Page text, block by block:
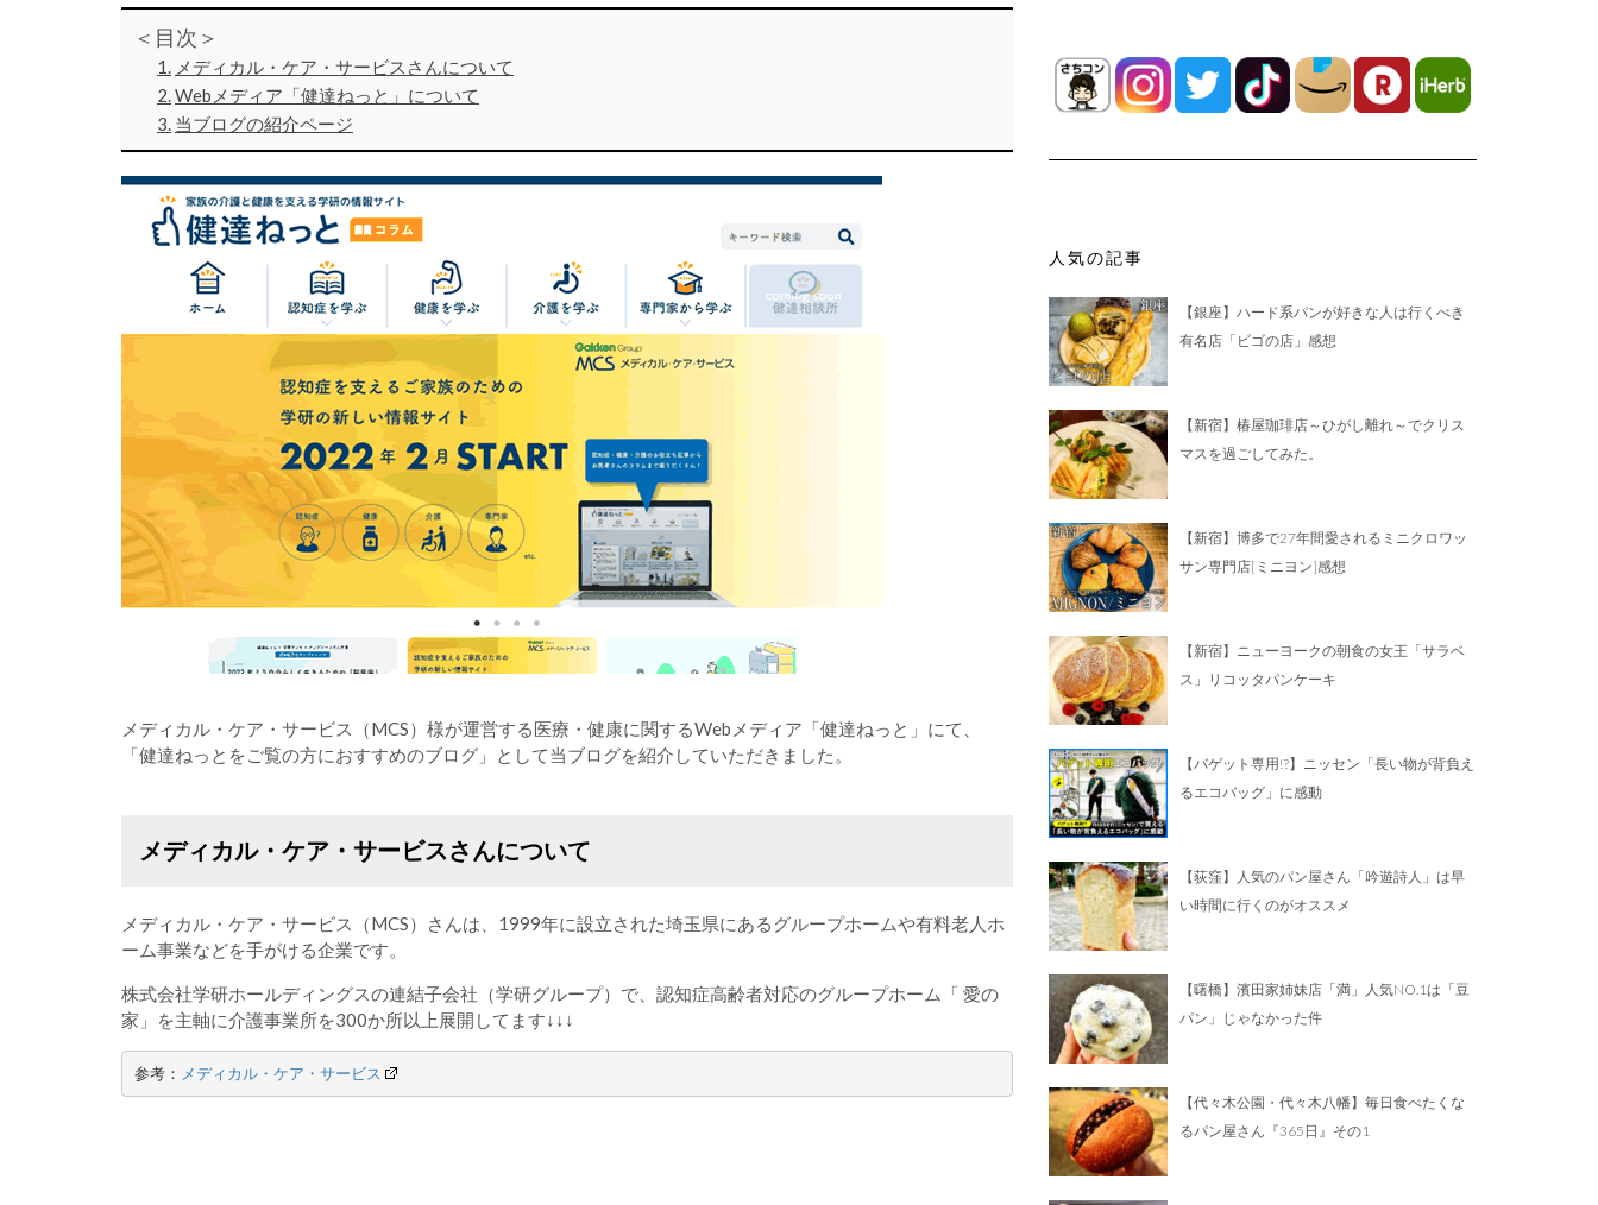
＜目次＞
メディカル・ケア・サービスさんについて
Webメディア「健達ねっと」について
当ブログの紹介ページ
メディカル・ケア・サービス（MCS）様が運営する医療・健康に関するWebメディア「健達ねっと」にて、
「健達ねっとをご覧の方におすすめのブログ」として当ブログを紹介していただきました。
メディカル・ケア・サービスさんについて
メディカル・ケア・サービス（MCS）さんは、1999年に設立された埼玉県にあるグループホームや有料老人ホ
ーム事業などを手がける企業です。
株式会社学研ホールディングスの連結子会社（学研グループ）で、認知症高齢者対応のグループホーム「 愛の
家」を主軸に介護事業所を300か所以上展開してます↓↓↓
参考： メディカル・ケア・サービス
人気の記事
【銀座】ハード系パンが好きな人は行くべき
有名店「ビゴの店」感想
【新宿】椿屋珈琲店～ひがし離れ～でクリス
マスを過ごしてみた。
【新宿】博多で27年間愛されるミニクロワッ
サン専門店[ミニヨン]感想
【新宿】ニューヨークの朝食の女王「サラベ
ス」リコッタパンケーキ
【バゲット専用!?】ニッセン「長い物が背負え
るエコバッグ」に感動
【荻窪】人気のパン屋さん「吟遊詩人」は早
い時間に行くのがオススメ
【曙橋】濱田家姉妹店「満」人気NO.1は「豆
パン」じゃなかった件
【代々木公園・代々木八幡】毎日食べたくな
るパン屋さん『365日』その1